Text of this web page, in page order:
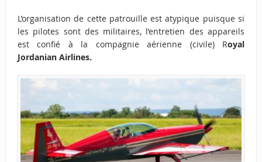
L’organisation de cette patrouille est atypique puisque si
les pilotes sont des militaires, l’entretien des appareils
est confié à la compagnie aérienne (civile) Royal
Jordanian Airlines.